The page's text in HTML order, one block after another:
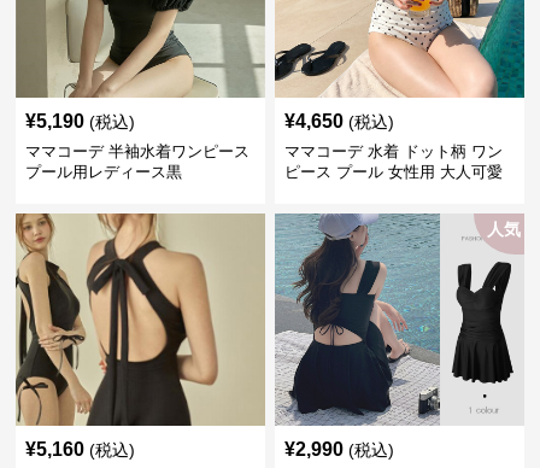
¥5,190 (税込)
ママコーデ 半袖水着ワンピース
プール用レディース黒
¥4,650 (税込)
ママコーデ 水着 ドット柄 ワン
ピース プール 女性用 大人可愛
¥5,160 (税込)
人気
¥2,990 (税込)